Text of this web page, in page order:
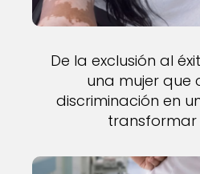
De la exclusión al
una mujer que
discriminación en
transformar